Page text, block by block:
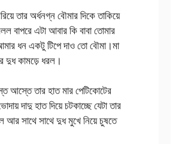
তার অর্ধনগ্ন বৌমার দিকে তাকিয়ে
বাপরে এটা আবার কি বাবা তোমার
ধন একটু টিপে দাও তো বৌমা।মা
দুধ কামড়ে ধরল।
আস্তে তার হাত মার পেটিকোটের
দাদু হাত দিয়ে চটকাচ্ছে যেটা তার
আর সাথে সাথে দুধ মুখে নিয়ে চুষতে